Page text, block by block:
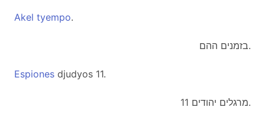
Akel tyempo.
בזמנים ההם.
Espiones djudyos 11.
מרגלים יהודים 11.